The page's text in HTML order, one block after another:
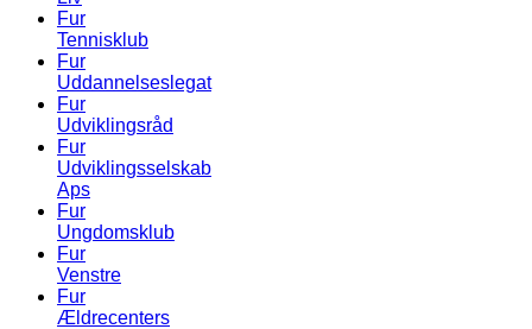
Fur
Tennisklub
Fur
Uddannelseslegat
Fur
Udviklingsråd
Fur
Udviklingsselskab
Aps
Fur
Ungdomsklub
Fur
Venstre
Fur
Ældrecenters